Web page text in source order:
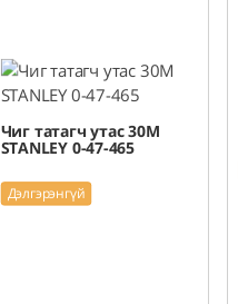
Чиг татагч утас 30M
STANLEY 0-47-465
Дэлгэрэнгүй